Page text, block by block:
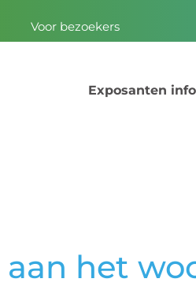
Voor bezoekers
Exposanten
het